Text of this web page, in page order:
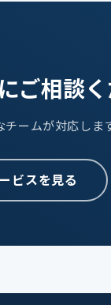
ご相談
ームが対応します
ビスを見る